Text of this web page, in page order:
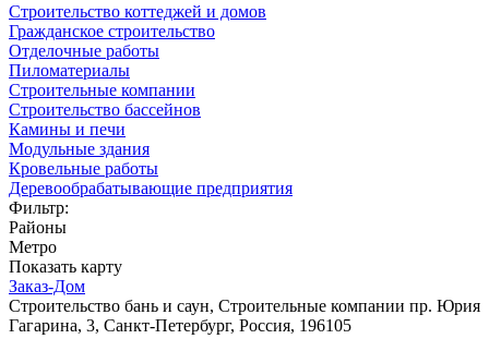
Строительство коттеджей и домов
Гражданское строительство
Отделочные работы
Пиломатериалы
Строительные компании
Строительство бассейнов
Камины и печи
Модульные здания
Кровельные работы
Деревообрабатывающие предприятия
Фильтр:
Районы
Метро
Показать карту
Заказ-Дом
Строительство бань и саун, Строительные компании пр. Юрия
Гагарина, 3, Санкт-Петербург, Россия, 196105